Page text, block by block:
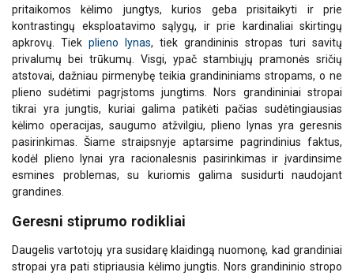
pritaikomos kėlimo jungtys, kurios geba prisitaikyti ir prie
kontrastingų eksploatavimo sąlygų, ir prie kardinaliai skirtingų
apkrovų. Tiek plieno lynas, tiek grandininis stropas turi savitų
privalumų bei trūkumų. Visgi, ypač stambiųjų pramonės sričių
atstovai, dažniau pirmenybę teikia grandininiams stropams, o ne
plieno sudėtimi pagrįstoms jungtims. Nors grandininiai stropai
tikrai yra jungtis, kuriai galima patikėti pačias sudėtingiausias
kėlimo operacijas, saugumo atžvilgiu, plieno lynas yra geresnis
pasirinkimas. Šiame straipsnyje aptarsime pagrindinius faktus,
kodėl plieno lynai yra racionalesnis pasirinkimas ir įvardinsime
esmines problemas, su kuriomis galima susidurti naudojant
grandines.
Geresni stiprumo rodikliai
Daugelis vartotojų yra susidarę klaidingą nuomonę, kad grandiniai
stropai yra pati stipriausia kėlimo jungtis. Nors grandininio stropo